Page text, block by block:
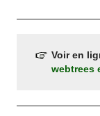
Voir en
webtrees